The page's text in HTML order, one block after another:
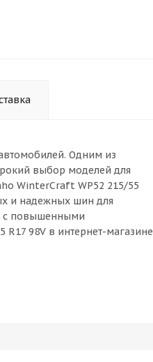
Одним из
выбор моделей для
WinterCraft WP52 215/55
и надежных шин для
с повышенными
98V в интернет-магазине